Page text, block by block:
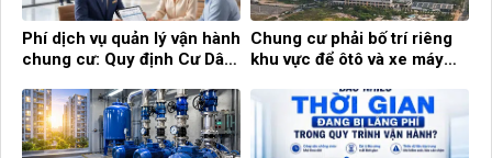
Phí dịch vụ quản lý vận hành
chung cư: Quy định Cư Dân
Chung cư phải bố trí riêng
khu vực để ôtô và xe máy